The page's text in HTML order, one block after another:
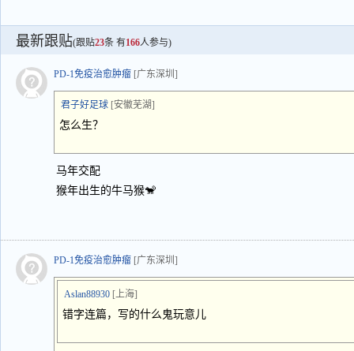
最新跟贴(跟贴23条 有166人参与)
PD-1免疫治愈肿瘤 [广东深圳]
君子好足球 [安徽芜湖]
怎么生？
马年交配
猴年出生的牛马猴🐒
PD-1免疫治愈肿瘤 [广东深圳]
Aslan88930 [上海]
错字连篇，写的什么鬼玩意儿